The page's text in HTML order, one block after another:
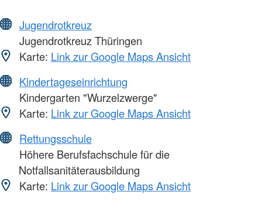
Jugendrotkreuz
Jugendrotkreuz Thüringen
Karte: Link zur Google Maps Ansicht
Kindertageseinrichtung
Kindergarten "Wurzelzwerge"
Karte: Link zur Google Maps Ansicht
Rettungsschule
Höhere Berufsfachschule für die
Notfallsanitäterausbildung
Karte: Link zur Google Maps Ansicht